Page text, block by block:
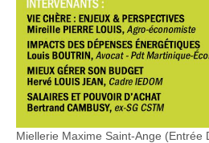
Miellerie Maxime Saint-Ange (Entrée